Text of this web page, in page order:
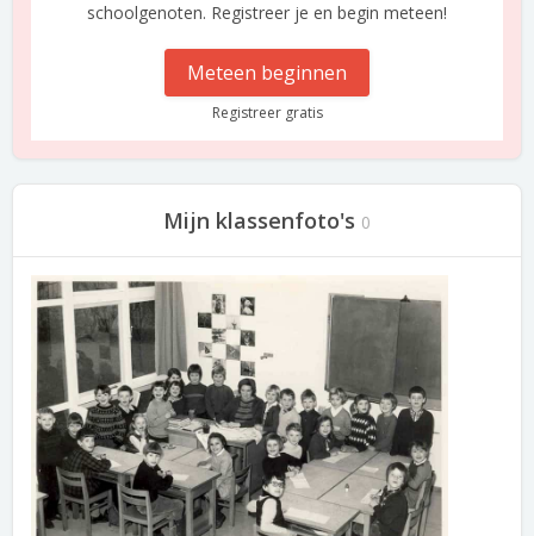
schoolgenoten. Registreer je en begin meteen!
Meteen beginnen
Registreer gratis
Mijn klassenfoto's 0